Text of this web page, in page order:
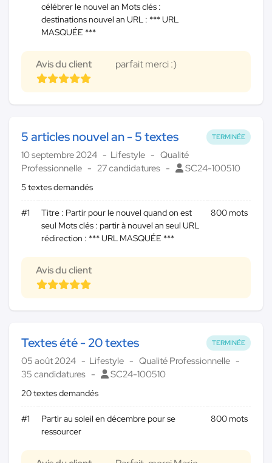
célébrer le nouvel an Mots clés :
destinations nouvel an URL : *** URL
MASQUÉE ***
Avis du client parfait merci :)
TERMINÉE
5 articles nouvel an - 5 textes
10 septembre 2024 Lifestyle
Qualité
Professionnelle
27 candidatures SC24-100510
5 textes demandés
#1
Titre : Partir pour le nouvel quand on est
seul Mots clés : partir à nouvel an seul URL
rédirection : *** URL MASQUÉE ***
800 mots
Avis du client
TERMINÉE
Textes été - 20 textes
05 août 2024 Lifestyle
Qualité Professionnelle
35 candidatures
SC24-100510
20 textes demandés
#1
Partir au soleil en décembre pour se
ressourcer
800 mots